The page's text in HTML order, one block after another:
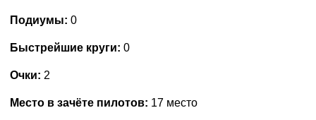
Подиумы: 0
Быстрейшие круги: 0
Очки: 2
Место в зачёте пилотов: 17 место